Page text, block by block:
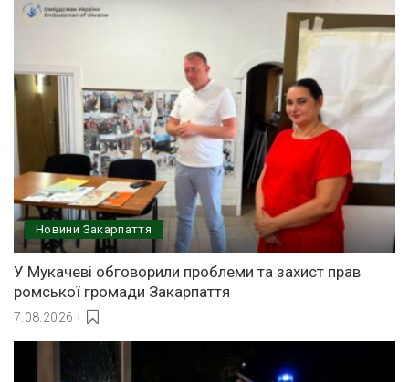
Новини Закарпаття
У Мукачеві обговорили проблеми та захист прав
ромської громади Закарпаття
7.08.2026